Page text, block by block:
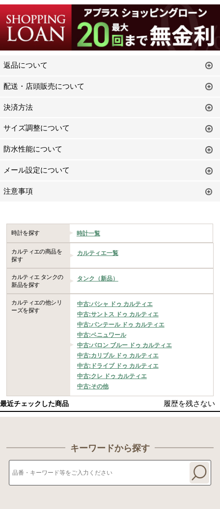
返品について
配送・店頭販売について
決済方法
サイズ調整について
防水性能について
メール設定について
注意事項
時計を探す 時計一覧
カルティエの商品を
探す
カルティエ一覧
カルティエ タンクの
新品を探す
タンク（新品）
カルティエの他シリ
ーズを探す
中古:パシャ ドゥ カルティエ
中古:サントス ドゥ カルティエ
中古:パンテール ドゥ カルティエ
中古:ベニュワール
中古:バロン ブルー ドゥ カルティエ
中古:カリブル ドゥ カルティエ
中古:ドライブ ドゥ カルティエ
中古:クレ ドゥ カルティエ
中古:その他
最近チェックした商品 履歴を残さない
キーワードから探す